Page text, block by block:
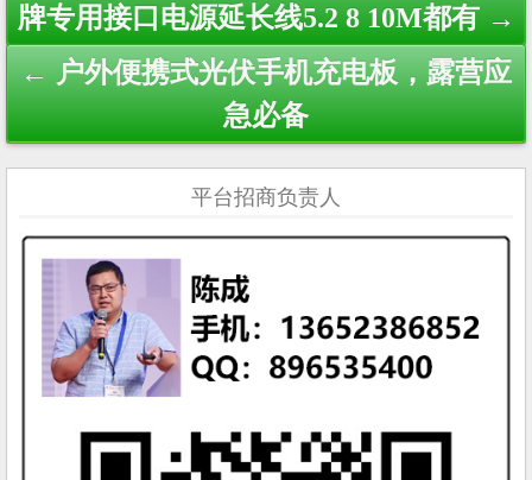
牌专用接口电源延长线5.2 8 10M都有 →
← 户外便携式光伏手机充电板，露营应
急必备
平台招商负责人